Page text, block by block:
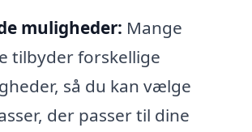
muligheder: Mange
tilbyder forskellige
så du kan vælge
der passer til dine